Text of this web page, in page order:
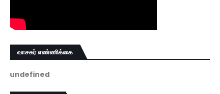
வாசகர் எண்ணிக்கை
undefined